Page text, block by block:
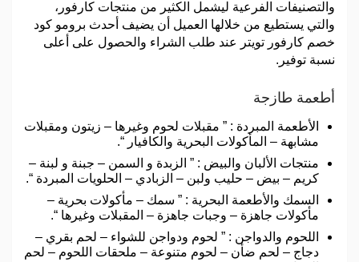
والتصنيفات الفرعية ليشمل الكثير من منتجات كارفور،
والتي يستطيع من خلالها العميل أن يضيف أحدث برومو كود
خصم كارفور تويتر عند طلب الشراء والحصول على أعلى
نسبة توفير.
أطعمة طازجة
الأطعمة المبردة : ” مقبلات لحوم وغيرها – زيتون ومقبلات
مشابهة – المأكولات البحرية والكافيار “.
منتجات الألبان والبيض : ” الزبدة و السمن – جبنة و لبنة –
كريم – بيض – حليب ولبن – الزبادي – الحلويات المبردة “.
السمك والأطعمة البحرية : ” سمك – مأكولات بحرية –
مأكولات جاهزة – وجبات جاهزة – المقبلات وغيرها “.
اللحوم والدواجن : ” لحوم ودواجن للشواء – لحم بقري –
دجاج – لحم ضأن – لحوم متنوعة – ملحقات اللحوم – لحم